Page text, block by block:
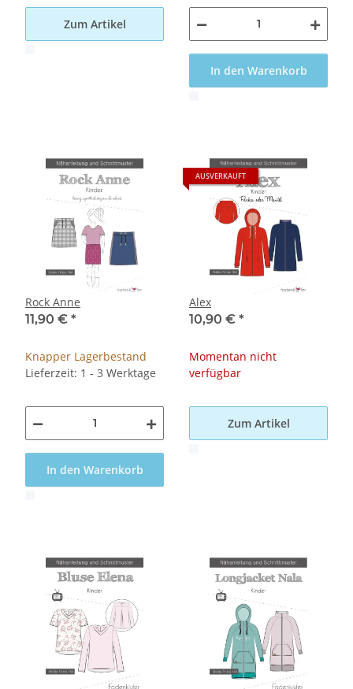
Zum Artikel
In den Warenkorb
Rock Anne
11,90 € *
Knapper Lagerbestand
Lieferzeit: 1 - 3 Werktage
In den Warenkorb
AUSVERKAUFT
Alex
10,90 € *
Momentan nicht
verfügbar
Zum Artikel